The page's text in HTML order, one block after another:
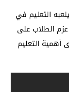
التعليم في
الطلاب على
التعليم